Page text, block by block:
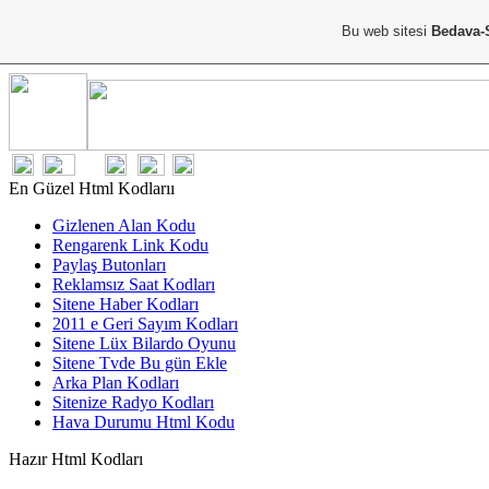
En Güzel Html Kodlarıı
Gizlenen Alan Kodu
Rengarenk Link Kodu
Paylaş Butonları
Reklamsız Saat Kodları
Sitene Haber Kodları
2011 e Geri Sayım Kodları
Sitene Lüx Bilardo Oyunu
Sitene Tvde Bu gün Ekle
Arka Plan Kodları
Sitenize Radyo Kodları
Hava Durumu Html Kodu
Hazır Html Kodları
Bu web sitesi